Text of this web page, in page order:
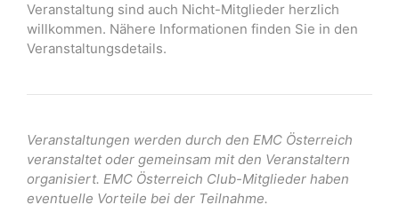
Veranstaltung sind auch Nicht-Mitglieder herzlich
willkommen. Nähere Informationen finden Sie in den
Veranstaltungsdetails.
Veranstaltungen werden durch den EMC Österreich
veranstaltet oder gemeinsam mit den Veranstaltern
organisiert. EMC Österreich Club-Mitglieder haben
eventuelle Vorteile bei der Teilnahme.